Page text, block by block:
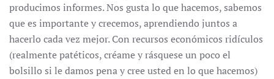
producimos informes. Nos gusta lo que hacemos, sabemos
que es importante y crecemos, aprendiendo juntos a
hacerlo cada vez mejor. Con recursos económicos ridículos
(realmente patéticos, créame y rásquese un poco el
bolsillo si le damos pena y cree usted en lo que hacemos)